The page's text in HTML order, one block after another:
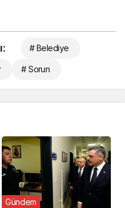
# Belediye
# Sorun
Gündem